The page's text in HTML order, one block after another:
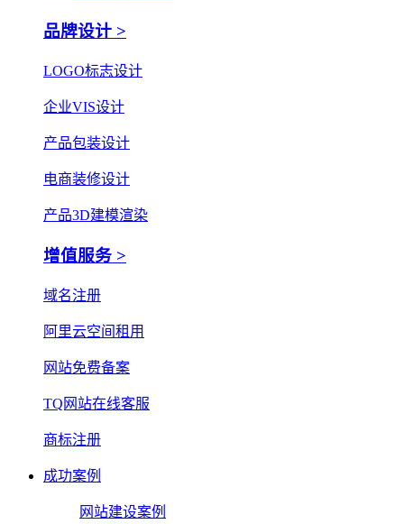
品牌设计 >
LOGO标志设计
企业VIS设计
产品包装设计
电商装修设计
产品3D建模渲染
增值服务 >
域名注册
阿里云空间租用
网站免费备案
TQ网站在线客服
商标注册
成功案例
网站建设案例